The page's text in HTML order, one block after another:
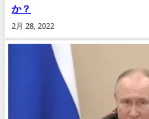
か？
2月 28, 2022